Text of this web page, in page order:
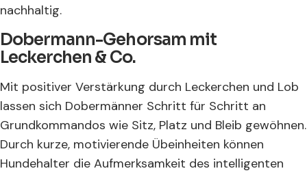
nachhaltig.
Dobermann-Gehorsam mit
Leckerchen & Co.
Mit positiver Verstärkung durch Leckerchen und Lob
lassen sich Dobermänner Schritt für Schritt an
Grundkommandos wie Sitz, Platz und Bleib gewöhnen.
Durch kurze, motivierende Übeinheiten können
Hundehalter die Aufmerksamkeit des intelligenten